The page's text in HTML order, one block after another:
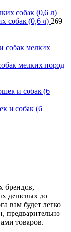
собак (0,6 л) 269
мелких пород
и собак (6
брендов,
дешевых до
вам будет легко
предварительно
товаров.